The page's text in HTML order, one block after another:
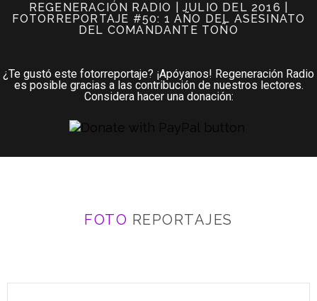
REGENERACIÓN RADIO | JULIO DEL 2016 |
FOTORREPORTAJE #50: 1 AÑO DEL ASESINATO
DEL COMANDANTE TOÑO
¿Te gustó este fotorreportaje? ¡Apóyanos! Regeneración Radio
es posible gracias a las contribución de nuestros lectores.
Considera hacer una donación:
FOTO REPORTAJES